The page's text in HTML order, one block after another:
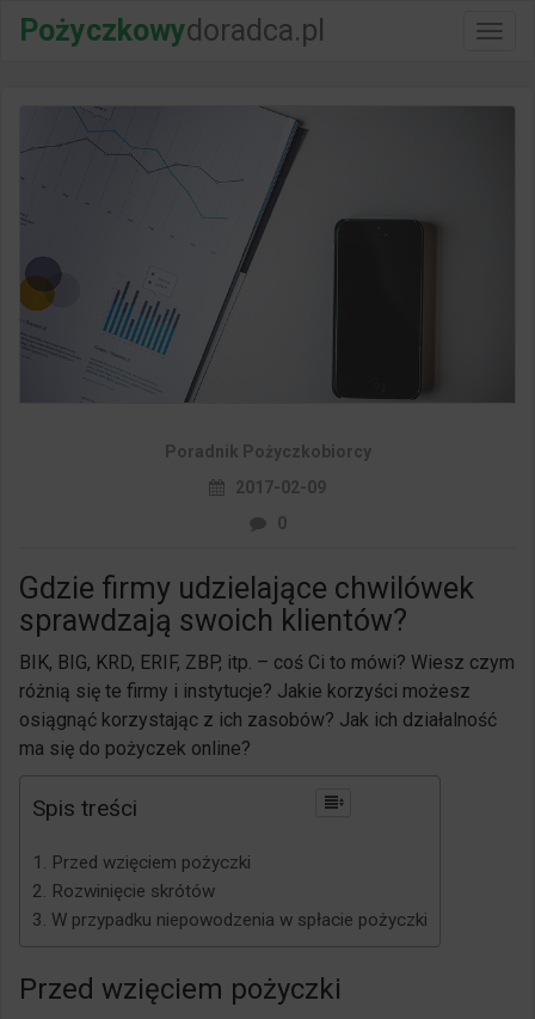
Włącz
Pożyczkowydoradca.pl
Poradnik Pożyczkobiorcy
2017-02-09
0
Gdzie firmy udzielające chwilówek
sprawdzają swoich klientów?
BIK, BIG, KRD, ERIF, ZBP, itp. – coś Ci to mówi? Wiesz czym
różnią się te firmy i instytucje? Jakie korzyści możesz
osiągnąć korzystając z ich zasobów? Jak ich działalność
ma się do pożyczek online?
Spis treści
Przed wzięciem pożyczki
Rozwinięcie skrótów
W przypadku niepowodzenia w spłacie pożyczki
Przed wzięciem pożyczki